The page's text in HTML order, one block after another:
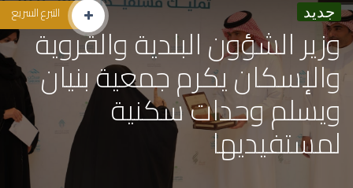
التبرع السريع جديد
وزير الشؤون البلدية والقروية
والإسكان يكرم جمعية بنيان
ويسلم وحدات سكنية
لمستفيديها